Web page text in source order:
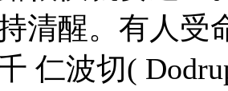
清醒。有人受
仁波切(